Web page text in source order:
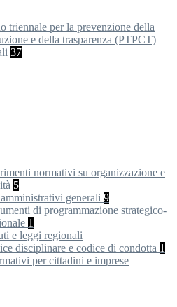
triennale per la prevenzione della
e della trasparenza (PTPCT)
37
normativi su organizzazione e
5
generali 9
di programmazione strategico-
1
e leggi regionali
disciplinare e codice di condotta 1
per cittadini e imprese